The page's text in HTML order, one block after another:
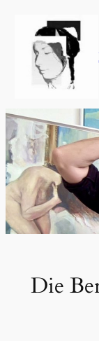
Inhalt
springen
Die